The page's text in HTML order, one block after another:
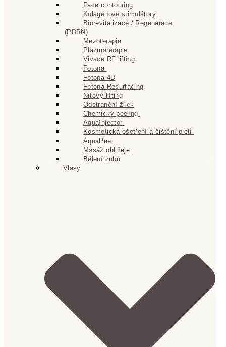
Face contouring
Kolagenové stimulátory
Biorevitalizace / Regenerace
(PDRN)
Mezoterapie
Plazmaterapie
Vivace RF lifting
Fotona
Fotona 4D
Fotona Resurfacing
Niťový lifting
Odstranění žilek
Chemický peeling
AquaInjector
Kosmetická ošetření a čištění pleti
AquaPeel
Masáž obličeje
Bělení zubů
Vlasy